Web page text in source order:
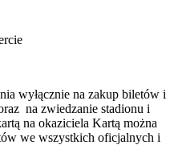
wyłącznie na zakup biletów i
na zwiedzanie stadionu i
na okaziciela Kartą można
we wszystkich oficjalnych i